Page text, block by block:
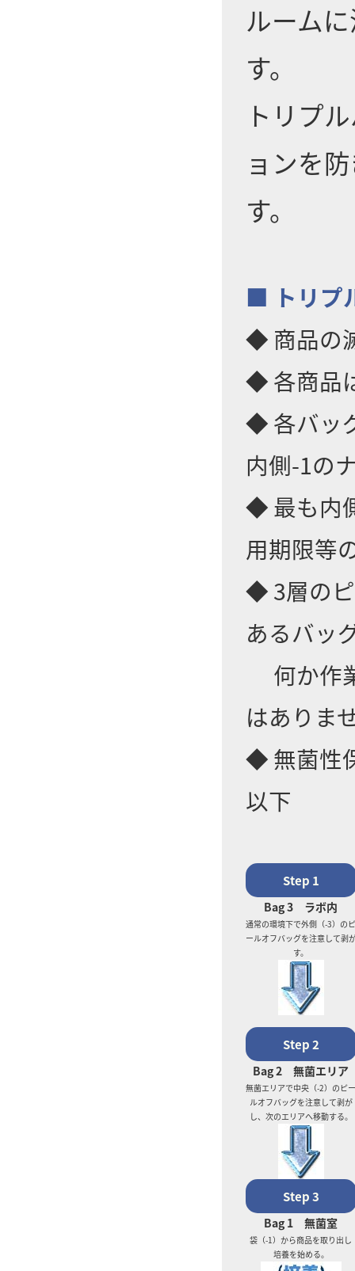
ルーム
す。
トリプ
ョンを
す。
■ トリプ
◆ 商品の
◆ 各商品
◆ 各バッ
内側-1の
◆ 最も内
用期限等
◆ 3層の
あるバッ
何か作
はありま
◆ 無菌性
以下
Step 1
Bag 3 ラボ内
通常の環境下で外側（-3）の
ールオフバッグを注意して剥
す。
Step 2
Bag 2 無菌エリア
無菌エリアで中央（-2）のピ
ルオフバッグを注意して剥が
し、次のエリアへ移動する。
Step 3
Bag 1 無菌室
袋（-1）から商品を取り出し
培養を始める。